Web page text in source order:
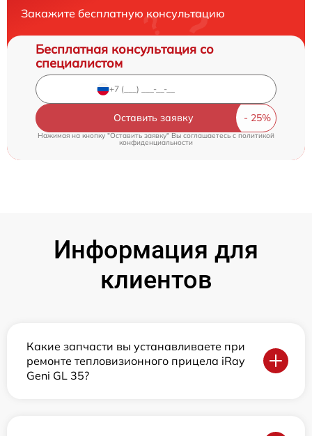
Закажите бесплатную консультацию
Бесплатная консультация со
специалистом
Оставить заявку
Нажимая на кнопку "Оставить заявку" Вы соглашаетесь cполитикой
конфиденциальности
Информация для
клиентов
Какие запчасти вы устанавливаете при
ремонте тепловизионного прицела iRay
Geni GL 35?